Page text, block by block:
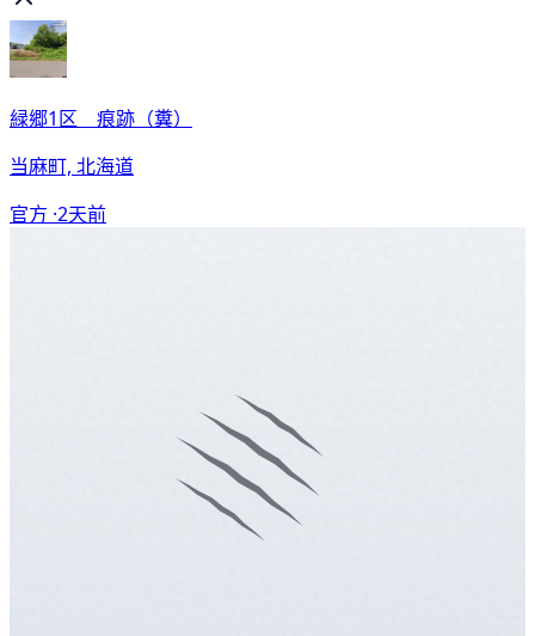
緑郷1区 痕跡（糞）
当麻町, 北海道
官方 ·2天前